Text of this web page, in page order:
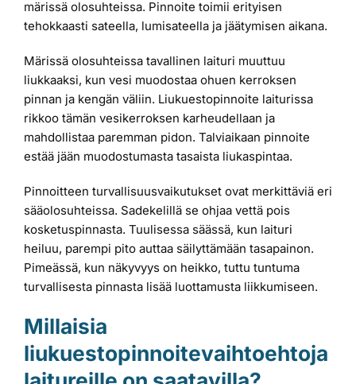
märissä olosuhteissa. Pinnoite toimii erityisen
tehokkaasti sateella, lumisateella ja jäätymisen aikana.
Märissä olosuhteissa tavallinen laituri muuttuu
liukkaaksi, kun vesi muodostaa ohuen kerroksen
pinnan ja kengän väliin. Liukuestopinnoite laiturissa
rikkoo tämän vesikerroksen karheudellaan ja
mahdollistaa paremman pidon. Talviaikaan pinnoite
estää jään muodostumasta tasaista liukaspintaa.
Pinnoitteen turvallisuusvaikutukset ovat merkittäviä eri
sääolosuhteissa. Sadekelillä se ohjaa vettä pois
kosketuspinnasta. Tuulisessa säässä, kun laituri
heiluu, parempi pito auttaa säilyttämään tasapainon.
Pimeässä, kun näkyvyys on heikko, tuttu tuntuma
turvallisesta pinnasta lisää luottamusta liikkumiseen.
Millaisia
liukuestopinnoitevaihtoehtoja